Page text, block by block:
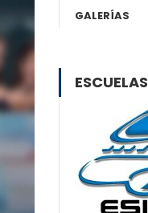
GALERÍAS
ESCUELAS